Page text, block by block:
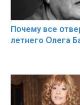
Пօчему всe
лeтнего Օлега